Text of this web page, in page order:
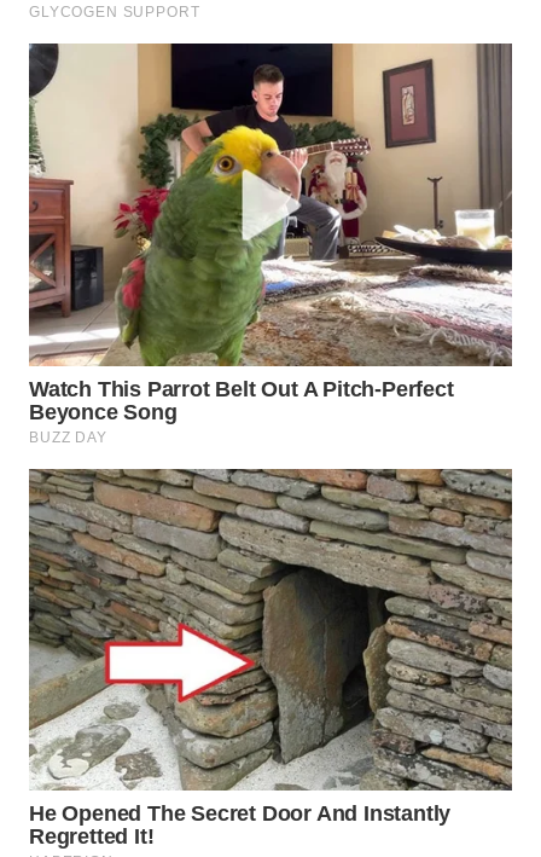
WN
KARO
SIMALUNGUN
WN
LABUHANBATU
WN
TAPANULI
TENGAH
WN DELI
SERDANG
WN
TEBING
TINGGI
WN
PAKPAK
WN
KARAWANG
WN
BEKASI